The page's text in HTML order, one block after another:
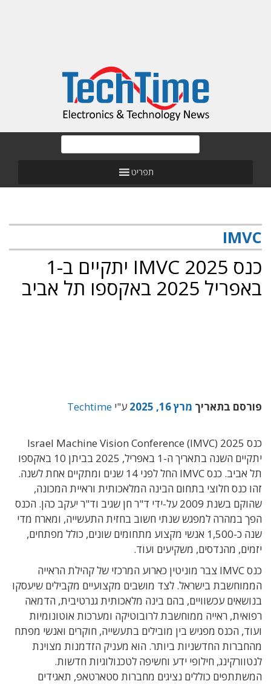
תפריט
IMVC
כנס IMVC 2025‎‏ יתקיים ב-1
באפריל ‏‏2025 באקספו תל אביב‏
פורסם בתאריך מרץ 16, 2025 ע"י Techtime
יתקיים השנה בתאריך ה-1 באפריל, ‏‏2025 בביתן 10 באקספו
תל אביב. כנס IMVC‏ החל לפני 14 שנים ומתקיים אחת לשנה.
זהו כנס חלוצי בתחום הבינה המלאכותית וראיית המכונה,
שהוקם בשנת 2009 על-ידי ד"ר חן ‏שגיב וד"ר יעקב כהן. הכנס
הפך במהרה למפגש שנתי חשוב בחזית התעשייה, ומארח מדי
שנה כ-1,500 אנשי מקצוע מתחומים שונים, כולל מפתחים,
יזמים, מהנדסים, משקיעים ועוד.‏
כנס IMVC צבר מוניטין כארוע המרכזי של קהילת הראייה
הממוחשבת בישראל. לצד מושבים מקצועיים מקבילים שיעסקו
בנושאים עכשוויים, בהם בינה מלאכותית גנרטיבית, הדמאה
רפואית, ראייה ממוחשבת לרובוטיקה ומערכות אוטונומיות
ועוד, הכנס מפגיש בין מובילים בתעשייה, חוקרים ואנשי מפתח
מהחברות החדשניות ביותר. הוא מעניק הזדמנות מצוינת
לנטוורקינג, חילופי ידע וחשיפה לטכנולוגיות חדשות.
המשתתפים כוללים נציגים מחברות סטארטאפ, תאגידים